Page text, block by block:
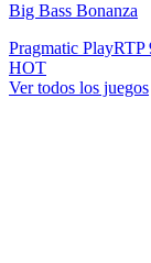
Big Bass Bonanza
Pragmatic PlayRTP
HOT
Ver todos los juegos